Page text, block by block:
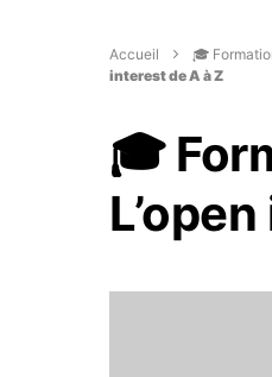
Accueil 🎓
interest de A à Z
🎓